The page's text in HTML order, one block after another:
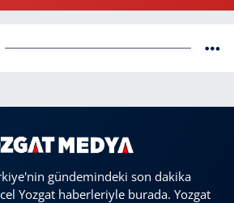
gündemindeki son dakika
Yozgat haberleriyle burada. Yozgat